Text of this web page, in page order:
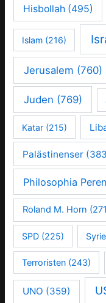
Hisbollah(495)
Islam (216)
Jerusalem (760)
Juden (769)
Katar (215)
Palästinenser
Philosophia
Roland M. Horn
SPD (225)
Terroristen (243)
UNO (359)